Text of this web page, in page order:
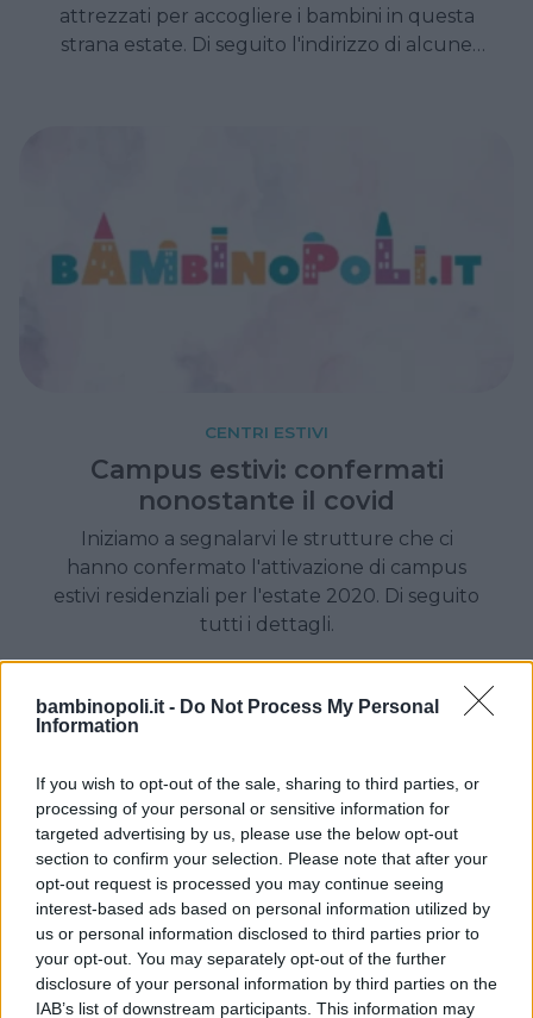
bambinopoli.it - Do Not Process My Personal
Information
If you wish to opt-out of the sale, sharing to third parties, or
processing of your personal or sensitive information for
targeted advertising by us, please use the below opt-out
section to confirm your selection. Please note that after your
opt-out request is processed you may continue seeing
interest-based ads based on personal information utilized by
us or personal information disclosed to third parties prior to
your opt-out. You may separately opt-out of the further
disclosure of your personal information by third parties on the
IAB’s list of downstream participants. This information may
attrezzati per accogliere i bambini in questa
strana estate. Di seguito l'indirizzo di alcune
CENTRI ESTIVI
Campus estivi: confermati
nonostante il covid
Iniziamo a segnalarvi le strutture che ci
hanno confermato l'attivazione di campus
estivi residenziali per l'estate 2020. Di seguito
tutti i dettagli.
CENTRI ESTIVI